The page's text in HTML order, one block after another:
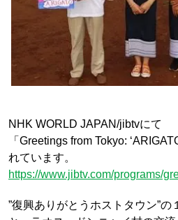
NHK WORLD JAPAN/jibtvにて
「Greetings from Tokyo:
れています。
https://www.jibtv.com/programs/
”復興ありがとうホストタウン”